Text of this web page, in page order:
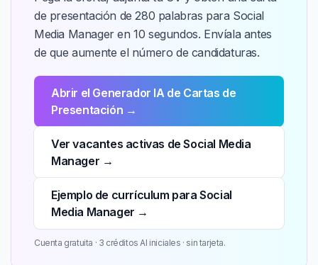
de presentación de 280 palabras para Social
Media Manager en 10 segundos. Envíala antes
de que aumente el número de candidaturas.
Abrir el Generador IA de Cartas de
Presentación →
Ver vacantes activas de Social Media
Manager →
Ejemplo de currículum para Social
Media Manager →
Cuenta gratuita · 3 créditos AI iniciales · sin tarjeta.